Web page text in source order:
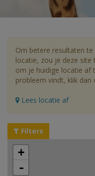
Om betere resultaten
locatie, zou je deze
om je huidige locatie af
probleem vindt, klik dan
Lees locatie af
Filters
+
-